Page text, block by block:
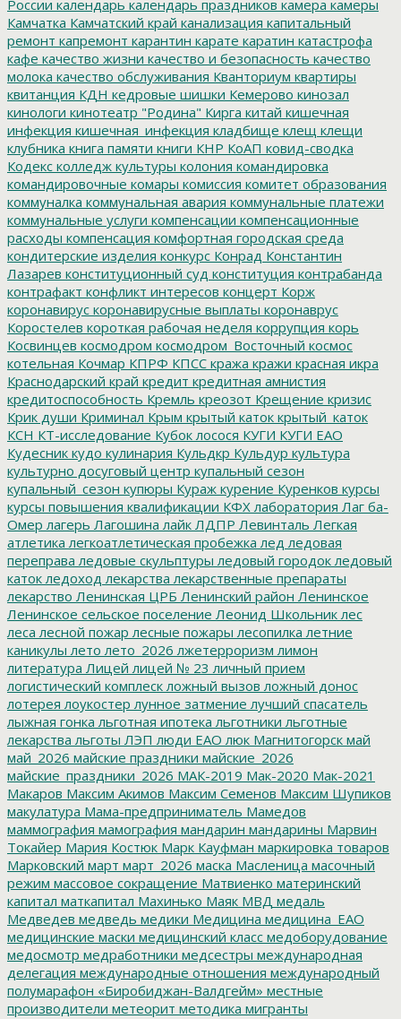
России календарь календарь праздников камера камеры
Камчатка Камчатский край канализация капитальный
ремонт капремонт карантин карате каратин катастрофа
кафе качество жизни качество и безопасность качество
молока качество обслуживания Кванториум квартиры
квитанция КДН кедровые шишки Кемерово кинозал
кинологи кинотеатр "Родина" Кирга китай кишечная
инфекция кишечная_инфекция кладбище клещ клещи
клубника книга памяти книги КНР КоАП ковид-сводка
Кодекс колледж культуры колония командировка
командировочные комары комиссия комитет образования
коммуналка коммунальная авария коммунальные платежи
коммунальные услуги компенсации компенсационные
расходы компенсация комфортная городская среда
кондитерские изделия конкурс Конрад Константин
Лазарев конституционный суд конституция контрабанда
контрафакт конфликт интересов концерт Корж
коронавирус коронавирусные выплаты коронаврус
Коростелев короткая рабочая неделя коррупция корь
Косвинцев космодром космодром_Восточный космос
котельная Кочмар КПРФ КПСС кража кражи красная икра
Краснодарский край кредит кредитная амнистия
кредитоспособность Кремль креозот Крещение кризис
Крик души Криминал Крым крытый каток крытый_каток
КСН КТ-исследование Кубок лосося КУГИ КУГИ ЕАО
Кудесник кудо кулинария Кульдкр Кульдур культура
культурно досуговый центр купальный сезон
купальный_сезон купюры Кураж курение Куренков курсы
курсы повышения квалификации КФХ лаборатория Лаг ба-
Омер лагерь Лагошина лайк ЛДПР Левинталь Легкая
атлетика легкоатлетическая пробежка лед ледовая
переправа ледовые скульптуры ледовый городок ледовый
каток ледоход лекарства лекарственные препараты
лекарство Ленинская ЦРБ Ленинский район Ленинское
Ленинское сельское поселение Леонид Школьник лес
леса лесной пожар лесные пожары лесопилка летние
каникулы лето лето_2026 лжетерроризм лимон
литература Лицей лицей № 23 личный прием
логистический комплеск ложный вызов ложный донос
лотерея лоукостер лунное затмение лучший спасатель
лыжная гонка льготная ипотека льготники льготные
лекарства льготы ЛЭП люди ЕАО люк Магнитогорск май
май_2026 майские праздники майские_2026
майские_праздники_2026 МАК-2019 Мак-2020 Мак-2021
Макаров Максим Акимов Максим Семенов Максим Шупиков
макулатура Мама-предприниматель Мамедов
маммография мамография мандарин мандарины Марвин
Токайер Мария Костюк Марк Кауфман маркировка товаров
Марковский март март_2026 маска Масленица масочный
режим массовое сокращение Матвиенко материнский
капитал маткапитал Махинько Маяк МВД медаль
Медведев медведь медики Медицина медицина_ЕАО
медицинские маски медицинский класс медоборудование
медосмотр медработники медсестры международная
делегация международные отношения международный
полумарафон «Биробиджан-Валдгейм» местные
производители метеорит методика мигранты